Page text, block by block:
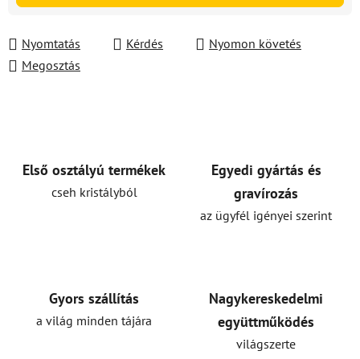
Nyomtatás Kérdés
Nyomon követés
Megosztás
Első osztályú termékek
cseh kristályból
Egyedi gyártás és
gravírozás
az ügyfél igényei szerint
Gyors szállítás
a világ minden tájára
Nagykereskedelmi
együttműködés
világszerte